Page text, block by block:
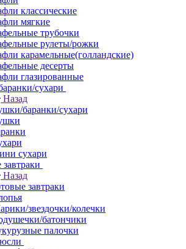
классические
мягкие
трубочки
рулеты/рожки
карамельные(голландские)
десерты
глазированные
сухари
Назад
баранки/сухари
сухари
Назад
завтраки
звездочки/колечки
батончики
палочки